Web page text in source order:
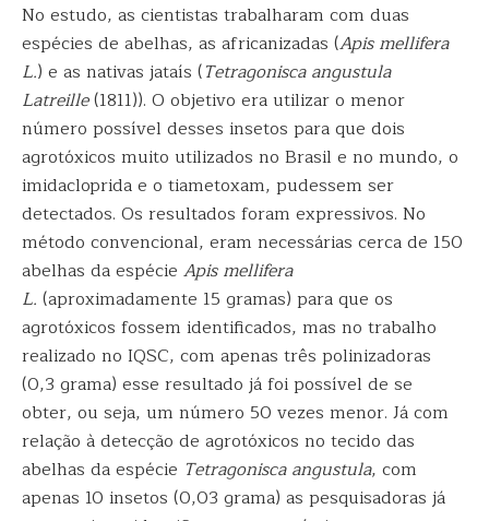
No estudo, as cientistas trabalharam com duas
espécies de abelhas, as africanizadas (Apis mellifera
L.) e as nativas jataís (Tetragonisca angustula
Latreille(1811)). O objetivo era utilizar o menor
número possível desses insetos para que dois
agrotóxicos muito utilizados no Brasil e no mundo, o
imidacloprida e o tiametoxam, pudessem ser
detectados. Os resultados foram expressivos. No
método convencional, eram necessárias cerca de 150
abelhas da espécie Apis mellifera
L. (aproximadamente 15 gramas) para que os
agrotóxicos fossem identificados, mas no trabalho
realizado no IQSC, com apenas três polinizadoras
(0,3 grama) esse resultado já foi possível de se
obter, ou seja, um número 50 vezes menor. Já com
relação à detecção de agrotóxicos no tecido das
abelhas da espécie Tetragonisca angustula, com
apenas 10 insetos (0,03 grama) as pesquisadoras já